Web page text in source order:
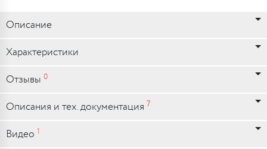
Описание
Характеристики
Отзывы 0
Описания и тех. документация 7
Видео 1